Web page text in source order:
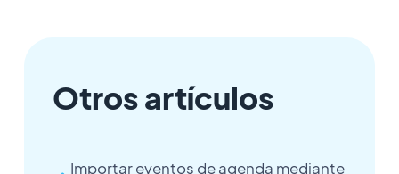
Otros artículos
Importar eventos de agenda mediante